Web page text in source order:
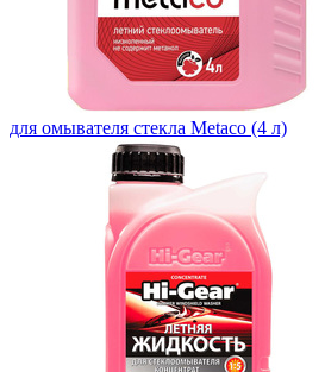
для омывателя стекла Metaco (4 л)